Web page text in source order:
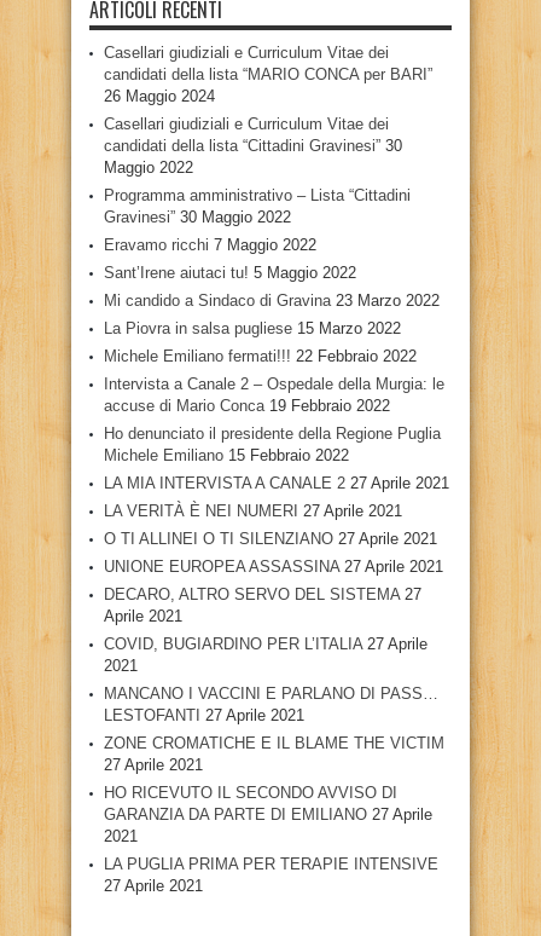
ARTICOLI RECENTI
Casellari giudiziali e Curriculum Vitae dei
candidati della lista “MARIO CONCA per BARI”
26 Maggio 2024
Casellari giudiziali e Curriculum Vitae dei
candidati della lista “Cittadini Gravinesi” 30
Maggio 2022
Programma amministrativo – Lista “Cittadini
Gravinesi” 30 Maggio 2022
Eravamo ricchi 7 Maggio 2022
Sant’Irene aiutaci tu! 5 Maggio 2022
Mi candido a Sindaco di Gravina 23 Marzo 2022
La Piovra in salsa pugliese 15 Marzo 2022
Michele Emiliano fermati!!! 22 Febbraio 2022
Intervista a Canale 2 – Ospedale della Murgia: le
accuse di Mario Conca 19 Febbraio 2022
Ho denunciato il presidente della Regione Puglia
Michele Emiliano 15 Febbraio 2022
LA MIA INTERVISTA A CANALE 2 27 Aprile 2021
LA VERITÀ È NEI NUMERI 27 Aprile 2021
O TI ALLINEI O TI SILENZIANO 27 Aprile 2021
UNIONE EUROPEA ASSASSINA 27 Aprile 2021
DECARO, ALTRO SERVO DEL SISTEMA 27
Aprile 2021
COVID, BUGIARDINO PER L’ITALIA 27 Aprile
2021
MANCANO I VACCINI E PARLANO DI PASS…
LESTOFANTI 27 Aprile 2021
ZONE CROMATICHE E IL BLAME THE VICTIM
27 Aprile 2021
HO RICEVUTO IL SECONDO AVVISO DI
GARANZIA DA PARTE DI EMILIANO 27 Aprile
2021
LA PUGLIA PRIMA PER TERAPIE INTENSIVE
27 Aprile 2021